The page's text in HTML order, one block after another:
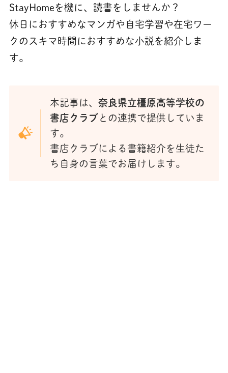
StayHomeを機に、読書をしませんか？
休日におすすめなマンガや自宅学習や在宅ワー
クのスキマ時間におすすめな小説を紹介しま
す。
本記事は、 奈良県立橿原高等学校の
書店クラブとの連携で提供していま
す。
書店クラブによる書籍紹介を生徒た
ち自身の言葉でお届けします。